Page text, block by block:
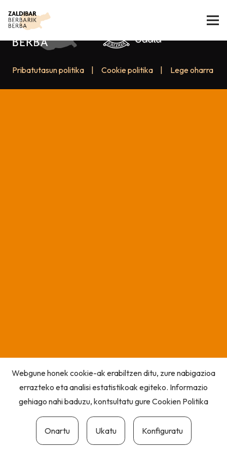
Pribatutasun politika Cookie politika Lege oharra
Webgune honek cookie-ak erabiltzen ditu, zure nabigazioa
errazteko eta analisi estatistikoak egiteko. Informazio
gehiago nahi baduzu, kontsultatu gureCookien Politika
Onartu Ukatu Konfiguratu